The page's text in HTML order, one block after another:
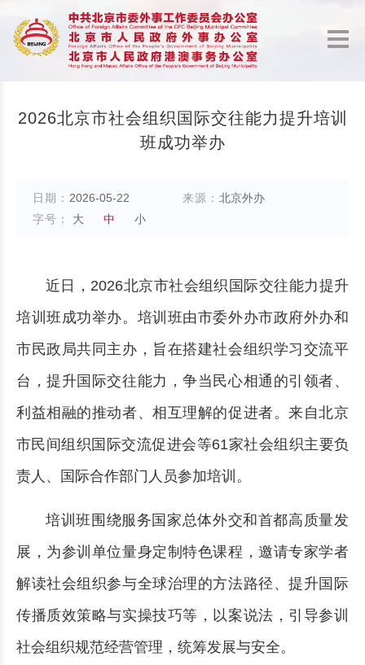
2026北京市社会组织国际交往能力提升培训
班成功举办
日期： 2026-05-22 来源： 北京外办
字号：
大 中 小
近日，2026北京市社会组织国际交往能力提升
培训班成功举办。培训班由市委外办市政府外办和
市民政局共同主办，旨在搭建社会组织学习交流平
台，提升国际交往能力，争当民心相通的引领者、
利益相融的推动者、相互理解的促进者。来自北京
市民间组织国际交流促进会等61家社会组织主要负
责人、国际合作部门人员参加培训。
培训班围绕服务国家总体外交和首都高质量发
展，为参训单位量身定制特色课程，邀请专家学者
解读社会组织参与全球治理的方法路径、提升国际
传播质效策略与实操技巧等，以案说法，引导参训
社会组织规范经营管理，统筹发展与安全。